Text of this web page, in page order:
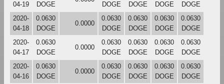
04-19
DOGE
DOGE
DOGE
DOGE
DOGE
2020-
04-18
0.0630
DOGE
0.0000
0.0630
DOGE
0.0630
DOGE
0.0630
DOGE
0.0630
DOGE
2020-
04-17
0.0630
DOGE
0.0000
0.0630
DOGE
0.0630
DOGE
0.0630
DOGE
0.0630
DOGE
2020-
04-16
0.0630
DOGE
0.0000
0.0630
DOGE
0.0630
DOGE
0.0630
DOGE
0.0630
DOGE